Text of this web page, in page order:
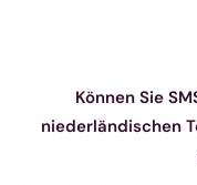
Können Sie
niederländischen